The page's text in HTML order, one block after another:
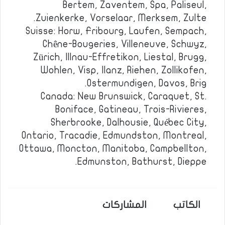
Bertem, Zaventem, Spa, Paliseul,
Zuienkerke, Vorselaar, Merksem, Zulte.
Suisse: Horw, Fribourg, Laufen, Sempach,
Chêne-Bougeries, Villeneuve, Schwyz,
Zürich, Illnau-Effretikon, Liestal, Brugg,
Wohlen, Visp, Ilanz, Riehen, Zollikofen,
Ostermundigen, Davos, Brig.
Canada: New Brunswick, Caraquet, St.
Boniface, Gatineau, Trois-Rivieres,
Sherbrooke, Dalhousie, Québec City,
Ontario, Tracadie, Edmundston, Montreal,
Ottawa, Moncton, Manitoba, Campbellton,
Edmunston, Bathurst, Dieppe.
الكاتب المشاركات